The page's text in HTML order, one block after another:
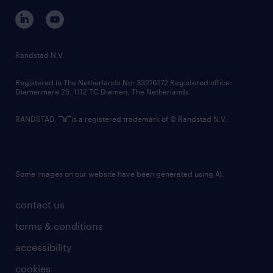
corporate governance
randstad innovation fund
country websites
contact us
terms & conditions
accessibility
cookies
Randstad N.V.
Registered in The Netherlands No: 33216172 Registered office:
Diemermere 25, 1112 TC Diemen, The Netherlands.
RANDSTAD, is a registered trademark of © Randstad N.V.
Some images on our website have been generated using AI.